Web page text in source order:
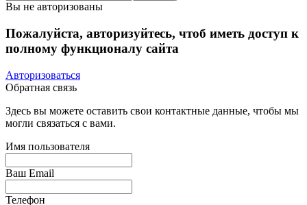
Вы не авторизованы
Пожалуйста, авторизуйтесь, чтоб иметь доступ к
полному функционалу сайта
Авторизоваться
Обратная связь
Здесь вы можете оставить свои контактные данные, чтобы мы
могли связаться с вами.
Имя пользователя
Ваш Email
Телефон